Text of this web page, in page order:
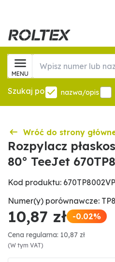
MENU
Szukaj po nazwa/opis
Wróć do strony
Rozpylacz
80° TeeJet
Kod produktu: 670TP8002VP
Numer(y) porównawcze:
10,87 zł -0.02%
Cena regularna: 10,87 zł
(W tym VAT)